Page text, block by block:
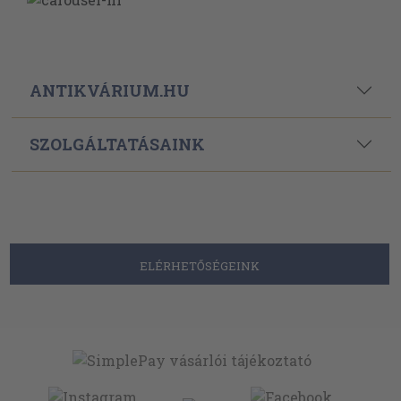
ANTIKVÁRIUM.HU
SZOLGÁLTATÁSAINK
ELÉRHETŐSÉGEINK